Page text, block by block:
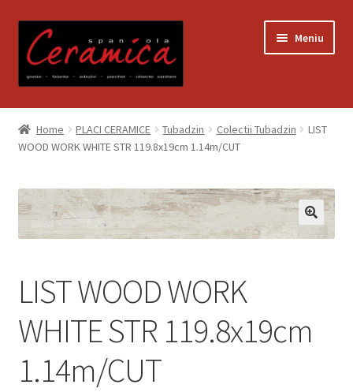
la
navigare
la
conținut
Meniu
Prima pagină
Blog
Contact
Contul meu
Informatii
Home PLACI CERAMICE Tubadzin Colectii Tubadzin
LIST
WOOD WORK WHITE STR 119.8x19cm 1.14m/CUT
LIST WOOD WORK
WHITE STR 119.8x19cm
1.14m/CUT